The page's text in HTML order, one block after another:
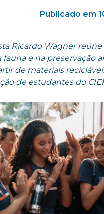
Publicado em
Ricardo Wagner
fauna e na preservação
de materiais
de estudantes do